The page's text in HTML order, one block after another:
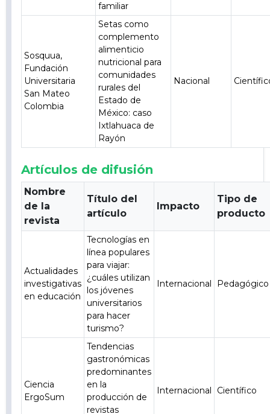
familiar
Sosquua,
Fundación
Universitaria
San Mateo
Colombia
Setas como
complemento
alimenticio
nutricional para
comunidades
rurales del
Estado de
México: caso
Ixtlahuaca de
Rayón
Nacional
Artículos de difusión
Nombre
de la
revista
Título del
artículo
Impacto
Tipo de
producto
Actualidades
investigativas
en educación
Tecnologías en
línea populares
para viajar:
¿cuáles utilizan
los jóvenes
universitarios
para hacer
turismo?
Internacional Pedagógico
Ciencia
ErgoSum
Tendencias
gastronómicas
predominantes
en la
producción de
revistas
Internacional Científico